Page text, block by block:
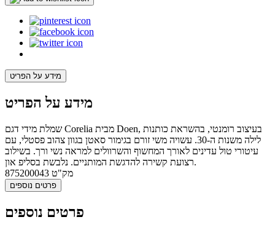
מידע על הפריט
מידע על הפריט
שמלת מידי דגם Corelia מבית Doen, בעיצוב רומנטי, בהשראת כותנות
לילה משנות ה-30. עשויה משי זורם בגימור סאטן בגוון צהוב פסטלי, עם
עיטורי טול עדינים לאורך המחשוף והשרוולים למראה נשי ורך. בשילוב
רצועת קשירה להדגשת המותניים. נלבשת בסליפ און.
מק"ט 875200043
פרטים נוספים
פרטים נוספים